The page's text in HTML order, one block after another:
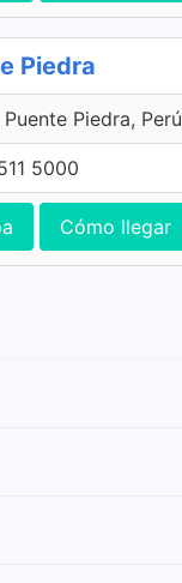
Piedra
Puente Piedra, Perú
5000
Cómo llegar